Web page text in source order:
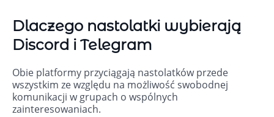
Dlaczego nastolatki wybierają
Discord i Telegram
Obie platformy przyciągają nastolatków przede
wszystkim ze względu na możliwość swobodnej
komunikacji w grupach o wspólnych
zainteresowaniach.